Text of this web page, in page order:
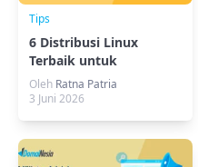
Tips
6 Distribusi Linux
Terbaik untuk
Virtualisasi Server dan
VM Terbaru
Oleh Ratna Patria
3 Juni 2026